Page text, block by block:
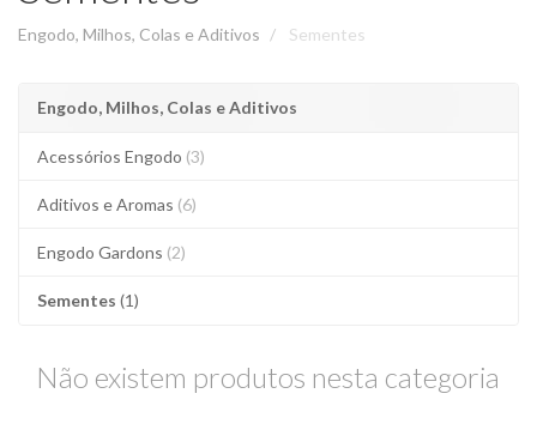
Engodo, Milhos, Colas e Aditivos Sementes
Engodo, Milhos, Colas e Aditivos
Acessórios Engodo (3)
Aditivos e Aromas (6)
Engodo Gardons (2)
Sementes (1)
Não existem produtos nesta categoria